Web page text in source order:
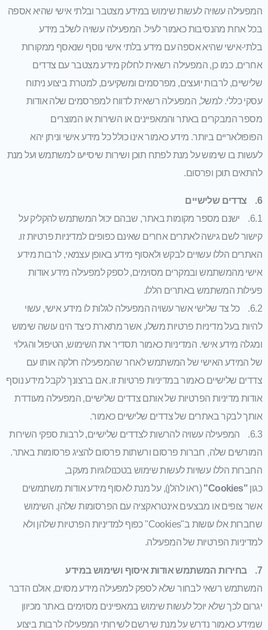
המפעילה עשויה לעשות שימוש במידע מצטבר ובלתי אישי שהיא אספה
בכל אחת מהנסיבות כאמור לעיל. המפעילה עשויה לשלב מידע
בלתי-אישי שהיא אספה עם מידע בלתי אישי נוסף שנאסף ממקורות
אחרים. כמו כן, המפעילה רשאית לחלוק מידע מצטבר עם צדדים
שלישיים, לרבות יועצים, מפרסמים ומשקיעים, למטרת ביצוע ניתוח
עסקי כללי. למשל, המפעילה רשאית לדווח למפרסמים שלה אודות
מספר המבקרים באתר והמאפיינים או השירות או המוצרים
הפופולאריים ביותר. מידע כאמור אינו כולל כל מידע אישי וניתן יהא
לעשות בו שימוש על מנת לפתח תוכן ושירות שיסייעו למשתמש ועל מנת
להתאים תוכן ופרסום.
6. צדדים שלישיים
6.1. ישנם מספר מקומות באתר, שבהם יכול המשתמש להקליק על
קישור לשם גישה לאתרים אחרים שאינם כפופים למדיניות פרטיות זו.
האתרים הללו עשויים לבקש ולאסוף מידע באופן עצמאי, לרבות מידע
אישי מהמשתמש ובמקרים מסוימים, לספק למפעילה מידע אודות
פעילות המשתמש באתרים הללו.
6.2. כל צד שלישי אשר עשויה המפעילה לגלות לו מידע אישי, עשוי
להיות בעל מדיניות פרטיות משלו, אשר מתארת כיצד הינו עושה שימוש
ומגלה מידע אישי. המדיניות כאמור תסדיר את השימוש, הטיפול והגילוי
של המידע האישי של המשתמש לאחר שהמפעילה חלקה אותו עם
צדדים שלישיים כאמור במדיניות פרטיות זו. אם ברצונך לקבל מידע נוסף
אודות מדיניות הפרטיות של אותם צדדים שלישיים, המפעילה מעודדת
אותך לבקר באתרים של צדדים שלישיים כאמור.
6.3. המפעילה עשויה להרשות לצדדים שלישיים, לרבות ספקי השירות
המורשים שלה, חברות פרסום ורשתות פרסום להציג פרסומות באתר.
החברות הללו עשויות לעשות שימוש בטכנולוגיות מעקב,
כגון "Cookies"
(ראו להלן), על מנת לאסוף מידע אודות משתמשים
אשר צופים או מבצעים אינטראקציה עם הפרסומות שלהן. השימוש
שחברות אלו עושות ב"Cookies" כפוף למדיניות הפרטיות שלהן ולא
למדיניות הפרטיות של המפעילה.
7. בחירות המשתמש אודות איסוף ושימוש במידע
המשתמש רשאי לבחור שלא לספק למפעילה מידע מסוים, אולם הדבר
יגרום לכך שלא יוכל לעשות שימוש במאפיינים מסוימים באתר מכיוון
שמידע כאמור נדרש על מנת שירשם לשירותי המפעילה לרבות ביצוע